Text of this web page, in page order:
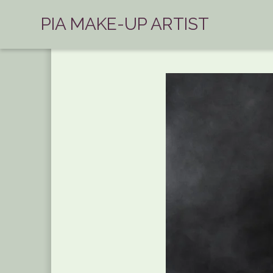
PIA MAKE-UP ARTIST